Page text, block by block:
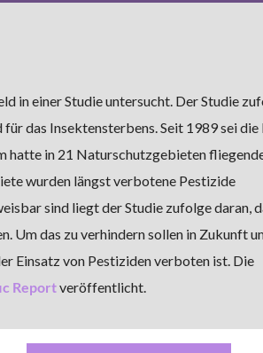
in einer Studie untersucht. Der Studie
das Insektensterbens. Seit 1989 sei die
hatte in 21 Naturschutzgebieten
wurden längst verbotene Pestizide
sind liegt der Studie zufolge daran,
Um das zu verhindern sollen in Zukunft
Einsatz von Pestiziden verboten ist. Die
Reportveröffentlicht.